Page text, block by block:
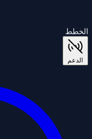
الخطط
الدعم